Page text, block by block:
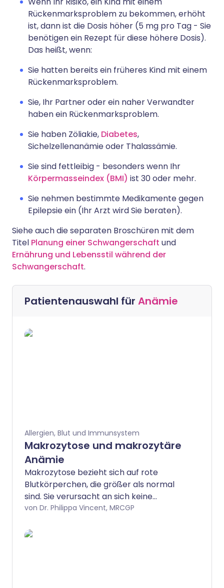
Rückenmarksproblem zu bekommen, erhöht
ist, dann ist die Dosis höher (5 mg pro Tag - Sie
benötigen ein Rezept für diese höhere Dosis).
Das heißt, wenn:
Sie hatten bereits ein früheres Kind mit einem
Rückenmarksproblem.
Sie, Ihr Partner oder ein naher Verwandter
haben ein Rückenmarksproblem.
Sie haben Zöliakie, Diabetes,
Sichelzellenanämie oder Thalassämie.
Sie sind fettleibig - besonders wenn Ihr
Körpermasseindex (BMI) ist 30 oder mehr.
Sie nehmen bestimmte Medikamente gegen
Epilepsie ein (Ihr Arzt wird Sie beraten).
Siehe auch die separaten Broschüren mit dem
Titel Planung einer Schwangerschaft und
Ernährung und Lebensstil während der
Schwangerschaft.
Patientenauswahl für Anämie
Allergien, Blut und Immunsystem
Makrozytose und makrozytäre
Anämie
Makrozytose bezieht sich auf rote
Blutkörperchen, die größer als normal
sind. Sie verursacht an sich keine
Symptome.
von Dr. Philippa Vincent, MRCGP